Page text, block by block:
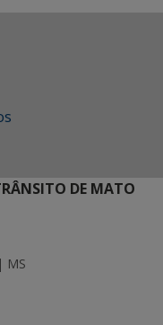
DE MATO
MS